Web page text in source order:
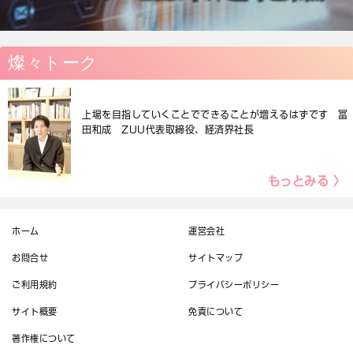
燦々トーク
上場を目指していくことでできることが増えるはずです 冨
田和成 ZUU代表取締役、経済界社長
もっとみる 〉
ホーム 運営会社
お問合せ サイトマップ
ご利用規約 プライバシーポリシー
サイト概要 免責について
著作権について